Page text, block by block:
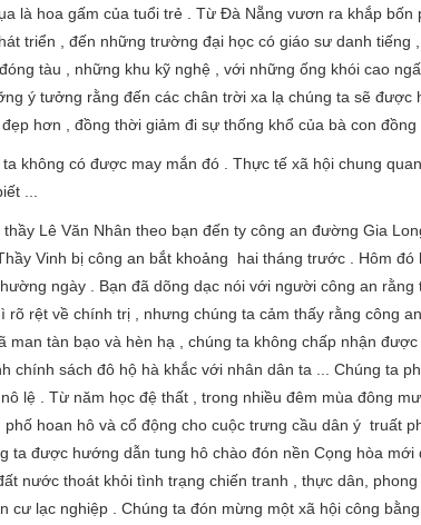
là hoa gấm của tuổi trẻ . Từ Đà Nẵng vươn ra khắp bốn
triển , đến những trường đại học có giáo sư danh tiếng
tàu , những khu kỹ nghệ , với những ống khói cao
ý tưởng rằng đến các chân trời xa lạ chúng ta sẽ được
hơn , đồng thời giảm đi sự thống khổ của bà con đồng
không có được may mắn đó . Thực tế xã hội chung
...
Lê Văn Nhân theo bạn đến ty công an đường Gia
Vinh bị công an bắt khoảng hai tháng trước . Hôm
ngày . Bạn đã dõng dạc nói với người công an rằng
rệt về chính trị , nhưng chúng ta cảm thấy rằng công
tàn bạo và hèn hạ , chúng ta không chấp nhận
chính sách đô hộ hà khắc với nhân dân ta ... Chúng ta
lệ . Từ năm học đệ thất , trong nhiều đêm mùa đông
hoan hô và cổ động cho cuộc trưng cầu dân ý truất
ta được hướng dẫn tung hô chào đón nền Cọng hòa mới
nước thoát khỏi tình trạng chiến tranh , thực dân,
cư lạc nghiệp . Chúng ta đón mừng một xã hội công